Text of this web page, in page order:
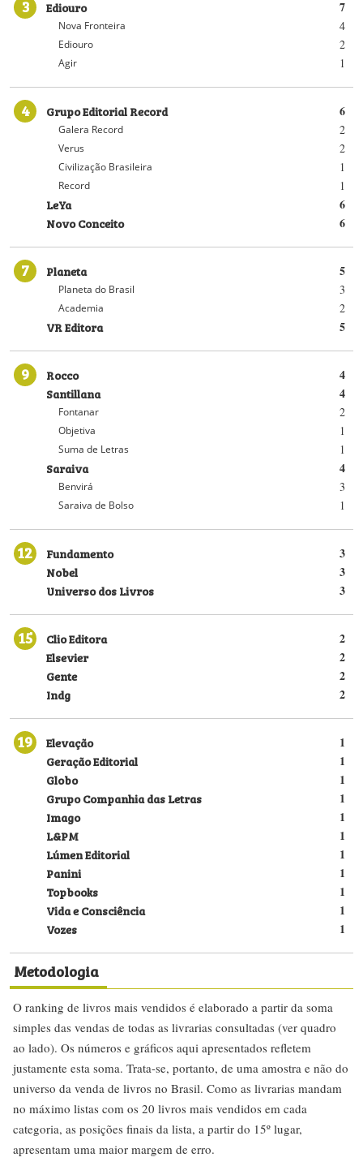
3 7
Ediouro
4
Nova Fronteira
2
Ediouro
1
Agir
4 6
Grupo Editorial Record
2
Galera Record
2
Verus
1
Civilização Brasileira
1
Record
6
LeYa
6
Novo Conceito
7 5
Planeta
3
Planeta do Brasil
2
Academia
5
VR Editora
9 4
Rocco
4
Santillana
2
Fontanar
1
Objetiva
1
Suma de Letras
4
Saraiva
3
Benvirá
1
Saraiva de Bolso
12 3
Fundamento
3
Nobel
3
Universo dos Livros
15 2
Clio Editora
2
Elsevier
2
Gente
2
Indg
19 1
Elevação
1
Geração Editorial
1
Globo
1
Grupo Companhia das Letras
1
Imago
1
L&PM
1
Lúmen Editorial
1
Panini
1
Topbooks
1
Vida e Consciência
1
Vozes
Metodologia
O ranking de livros mais vendidos é elaborado a partir da soma
simples das vendas de todas as livrarias consultadas (ver quadro
ao lado). Os números e gráficos aqui apresentados refletem
justamente esta soma. Trata-se, portanto, de uma amostra e não do
universo da venda de livros no Brasil. Como as livrarias mandam
no máximo listas com os 20 livros mais vendidos em cada
categoria, as posições finais da lista, a partir do 15º lugar,
apresentam uma maior margem de erro.